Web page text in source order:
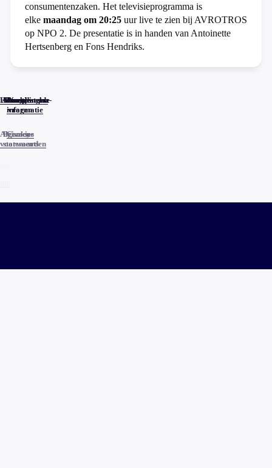
consumentenzaken. Het televisieprogramma is
elke maandag om 20:25 uur live te zien bij AVROTROS
op NPO 2. De presentatie is in handen van Antoinette
Hertsenberg en Fons Hendriks.
Home
Actueel
Uitzendingen
Reacties
Programma-
informatie
Veelgestelde
vragen
Algemene
voorwaarden
Privacy
statements
Cookies